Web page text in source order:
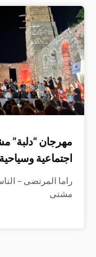
مهرجان “دلبة”
اجتماعية
راما المرتضى –
مشتى